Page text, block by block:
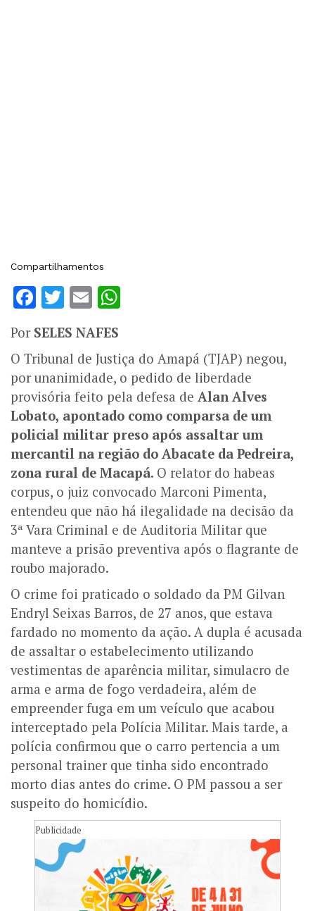
Compartilhamentos
Facebook
Twitter
Email
Por SELES NAFES
O Tribunal de Justiça do Amapá (TJAP) negou,
por unanimidade, o pedido de liberdade
provisória feito pela defesa de Alan Alves
Lobato, apontado como comparsa de um
policial militar preso após assaltar um
mercantil na região do Abacate da Pedreira,
zona rural de Macapá. O relator do habeas
corpus, o juiz convocado Marconi Pimenta,
entendeu que não há ilegalidade na decisão da
3ª Vara Criminal e de Auditoria Militar que
manteve a prisão preventiva após o flagrante de
roubo majorado.
O crime foi praticado o soldado da PM Gilvan
Endryl Seixas Barros, de 27 anos, que estava
fardado no momento da ação. A dupla é acusada
de assaltar o estabelecimento utilizando
vestimentas de aparência militar, simulacro de
arma e arma de fogo verdadeira, além de
empreender fuga em um veículo que acabou
interceptado pela Polícia Militar. Mais tarde, a
polícia confirmou que o carro pertencia a um
personal trainer que tinha sido encontrado
morto dias antes do crime. O PM passou a ser
suspeito do homicídio.
Publicidade